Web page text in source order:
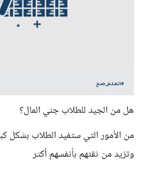
هل من الجيد للطلاب جني المال؟
من الأمور التي ستفيد الطلاب بشكل
وتزيد من ثقتهم بأنفسهم أكثر